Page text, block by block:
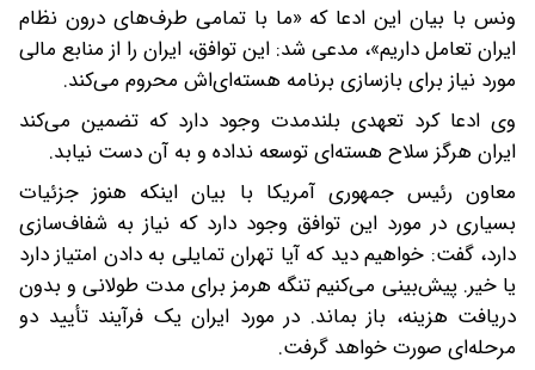
ونس با بیان این ادعا که «ما با تمامی طرف‌های درون نظام
ایران تعامل داریم»، مدعی شد: این توافق، ایران را از منابع مالی
مورد نیاز برای بازسازی برنامه هسته‌ای‌اش محروم می‌کند.
وی ادعا کرد تعهدی بلندمدت وجود دارد که تضمین می‌کند
ایران هرگز سلاح هسته‌ای توسعه نداده و به آن دست نیابد.
معاون رئیس جمهوری آمریکا با بیان اینکه هنوز جزئیات
بسیاری در مورد این توافق وجود دارد که نیاز به شفاف‌سازی
دارد، گفت: خواهیم دید که آیا تهران تمایلی به دادن امتیاز دارد
یا خیر. پیش‌بینی می‌کنیم تنگه هرمز برای مدت طولانی و بدون
دریافت هزینه، باز بماند. در مورد ایران یک فرآیند تأیید دو
مرحله‌ای صورت خواهد گرفت.